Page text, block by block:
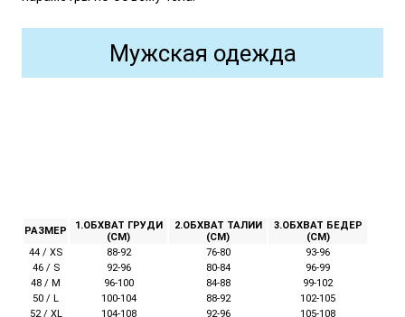
Мужская одежда
РАЗМЕР
1.ОБХВАТ ГРУДИ
(СМ)
2.ОБХВАТ ТАЛИИ
(СМ)
3.ОБХВАТ БЕДЕР
(СМ)
44 / XS
88-92 76-80
93-96
46 / S
92-96 80-84
96-99
48 / M
96-100 84-88
99-102
50 / L
100-104 88-92
102-105
52 / XL
104-108 92-96
105-108